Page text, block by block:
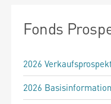
Fonds
2026
2026